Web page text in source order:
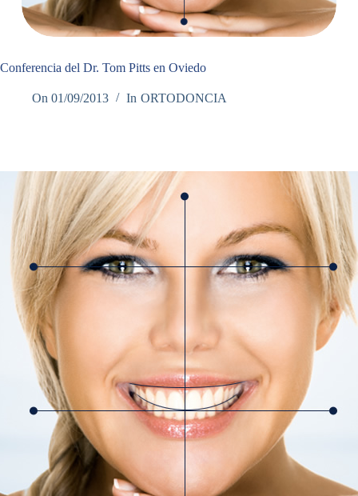
Conferencia del Dr. Tom Pitts en Oviedo
On 01/09/2013 In ORTODONCIA